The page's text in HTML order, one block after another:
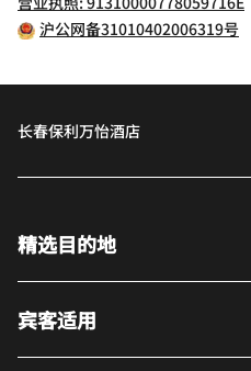
沪公网备31010402006319号
长春保利万怡酒店
精选目的地
宾客适用